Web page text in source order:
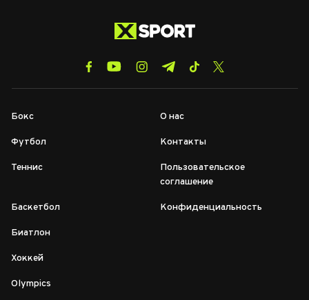
Бокс
Футбол
Теннис
Баскетбол
Биатлон
Хоккей
Olympics
О нас
Контакты
Пользовательское
соглашение
Конфиденциальность